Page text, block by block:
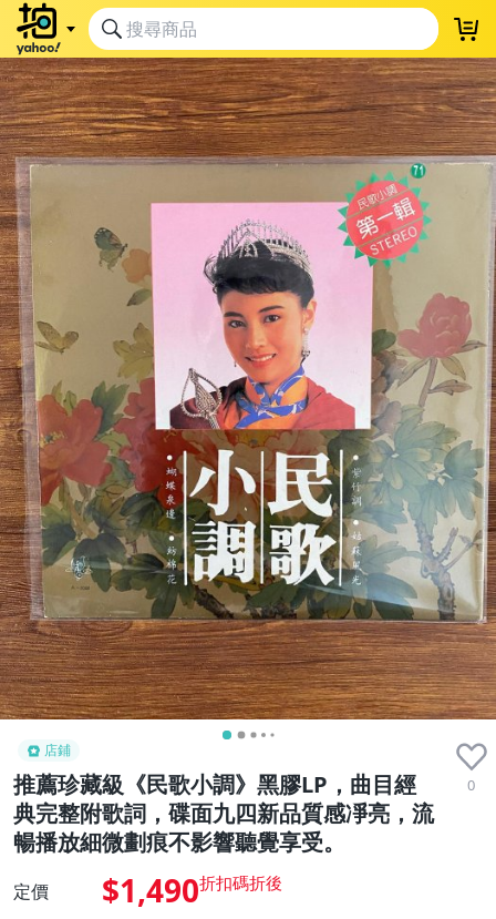
店鋪
推薦珍藏級《民歌小調》黑膠LP，曲目經
典完整附歌詞，碟面九四新品質感凈亮，流
暢播放細微劃痕不影響聽覺享受。
0
定價 $1,490